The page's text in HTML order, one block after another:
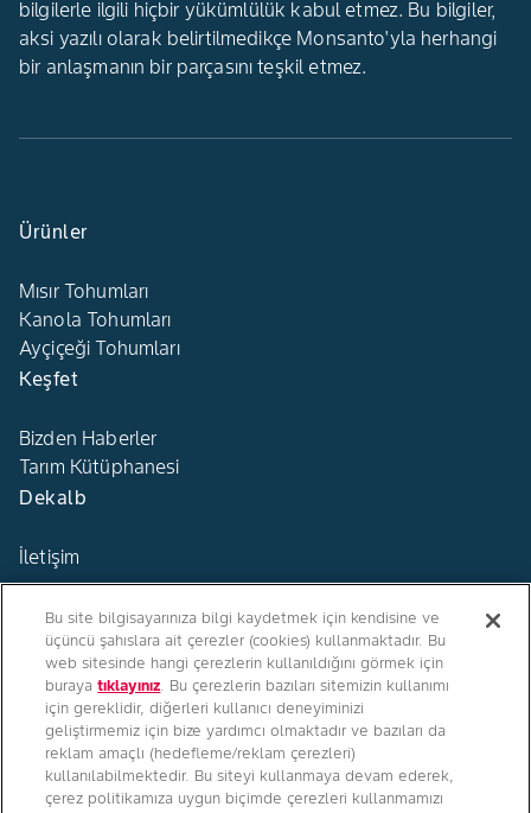
bilgilerle ilgili hiçbir yükümlülük kabul etmez. Bu bilgiler,
aksi yazılı olarak belirtilmedikçe Monsanto'yla herhangi
bir anlaşmanın bir parçasını teşkil etmez.
Ürünler
Mısır Tohumları
Kanola Tohumları
Ayçiçeği Tohumları
Keşfet
Bizden Haberler
Tarım Kütüphanesi
Dekalb
İletişim
Türkiye
Bu site bilgisayarınıza bilgi kaydetmek için kendisine ve
üçüncü şahıslara ait çerezler (cookies) kullanmaktadır. Bu
web sitesinde hangi çerezlerin kullanıldığını görmek için
burayatıklayınız. Bu çerezlerin bazıları sitemizin kullanımı
için gereklidir, diğerleri kullanıcı deneyiminizi
geliştirmemiz için bize yardımcı olmaktadır ve bazıları da
reklam amaçlı (hedefleme/reklam çerezleri)
kullanılabilmektedir. Bu siteyi kullanmaya devam ederek,
çerez politikamıza uygun biçimde çerezleri kullanmamızı